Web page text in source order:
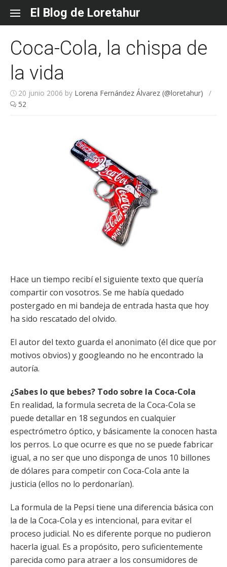
content
El Blog de Loretahur
Coca-Cola, la chispa de
la vida
20 junio 2006 by Lorena Fernández Álvarez (@loretahur)
/
52
Hace un tiempo recibí el siguiente texto que quería
compartir con vosotros. Se me había quedado
postergado en mi bandeja de entrada hasta que hoy
ha sido rescatado del olvido.
El autor del texto guarda el anonimato (él dice que por
motivos obvios) y googleando no he encontrado la
autoría.
¿Sabes lo que bebes? Todo sobre la Coca-Cola
En realidad, la formula secreta de la Coca-Cola se
puede detallar en 18 segundos en cualquier
espectrómetro óptico, y básicamente la conocen hasta
los perros. Lo que ocurre es que no se puede fabricar
igual, a no ser que uno disponga de unos 10 billones
de dólares para competir con Coca-Cola ante la
justicia (ellos no lo perdonarían).
La formula de la Pepsi tiene una diferencia básica con
la de la Coca-Cola y es intencional, para evitar el
proceso judicial. No es diferente porque no pudieron
hacerla igual. Es a propósito, pero suficientemente
parecida como para atraer a los consumidores de